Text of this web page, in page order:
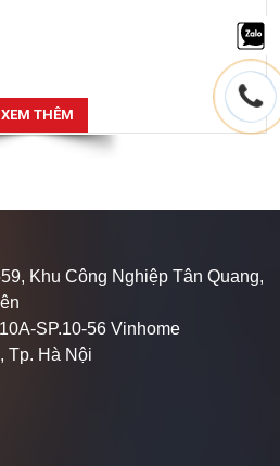
XEM THÊM
Khu Công Nghiệp Tân Quang,
SP.10-56 Vinhome
Tp. Hà Nội